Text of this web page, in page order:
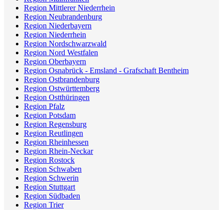
Region Mittlerer Niederrhein
Region Neubrandenburg
Region Niederbayern
Region Niederrhein
Region Nordschwarzwald
Region Nord Westfalen
Region Oberbayern
Region Osnabrück - Emsland - Grafschaft Bentheim
Region Ostbrandenburg
Region Ostwürttemberg
Region Ostthüringen
Region Pfalz
Region Potsdam
Region Regensburg
Region Reutlingen
Region Rheinhessen
Region Rhein-Neckar
Region Rostock
Region Schwaben
Region Schwerin
Region Stuttgart
Region Südbaden
Region Trier